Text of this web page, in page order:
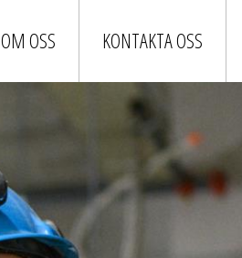
OM OSS KONTAKTA OSS